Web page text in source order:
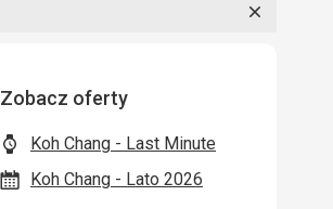
Zobacz oferty
Koh Chang - Last Minute
Koh Chang - Lato 2026